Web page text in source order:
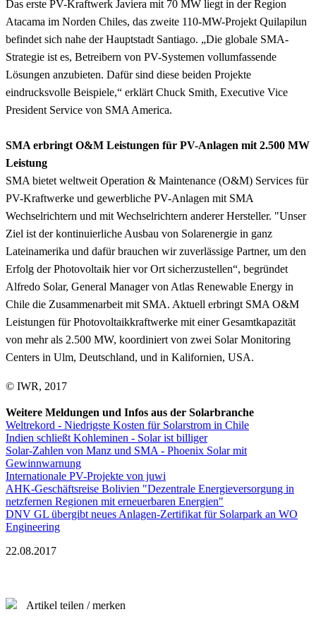
Das erste PV-Kraftwerk Javiera mit 70 MW liegt in der Region
Atacama im Norden Chiles, das zweite 110-MW-Projekt Quilapilun
befindet sich nahe der Hauptstadt Santiago. „Die globale SMA-
Strategie ist es, Betreibern von PV-Systemen vollumfassende
Lösungen anzubieten. Dafür sind diese beiden Projekte
eindrucksvolle Beispiele,“ erklärt Chuck Smith, Executive Vice
President Service von SMA America.
SMA erbringt O&M Leistungen für PV-Anlagen mit 2.500 MW
Leistung
SMA bietet weltweit Operation & Maintenance (O&M) Services für
PV-Kraftwerke und gewerbliche PV-Anlagen mit SMA
Wechselrichtern und mit Wechselrichtern anderer Hersteller. "Unser
Ziel ist der kontinuierliche Ausbau von Solarenergie in ganz
Lateinamerika und dafür brauchen wir zuverlässige Partner, um den
Erfolg der Photovoltaik hier vor Ort sicherzustellen“, begründet
Alfredo Solar, General Manager von Atlas Renewable Energy in
Chile die Zusammenarbeit mit SMA. Aktuell erbringt SMA O&M
Leistungen für Photovoltaikkraftwerke mit einer Gesamtkapazität
von mehr als 2.500 MW, koordiniert von zwei Solar Monitoring
Centers in Ulm, Deutschland, und in Kalifornien, USA.
© IWR, 2017
Weitere Meldungen und Infos aus der Solarbranche
Weltrekord - Niedrigste Kosten für Solarstrom in Chile
Indien schließt Kohleminen - Solar ist billiger
Solar-Zahlen von Manz und SMA - Phoenix Solar mit
Gewinnwarnung
Internationale PV-Projekte von juwi
AHK-Geschäftsreise Bolivien "Dezentrale Energieversorgung in
netzfernen Regionen mit erneuerbaren Energien"
DNV GL übergibt neues Anlagen-Zertifikat für Solarpark an WO
Engineering
22.08.2017
Artikel teilen / merken